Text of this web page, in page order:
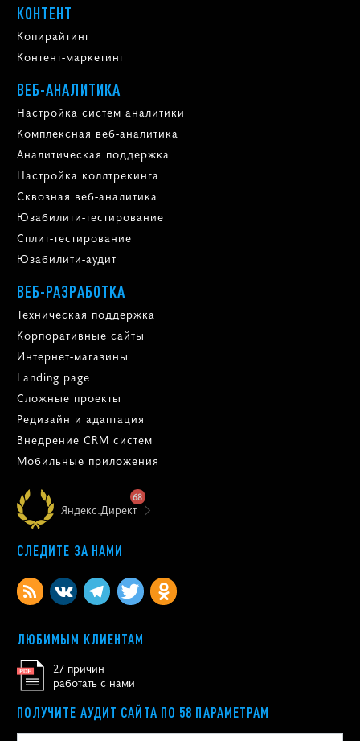
КОНТЕНТ
Копирайтинг
Контент-маркетинг
ВЕБ-АНАЛИТИКА
Настройка систем аналитики
Комплексная веб-аналитика
Аналитическая поддержка
Настройка коллтрекинга
Сквозная веб-аналитика
Юзабилити-тестирование
Сплит-тестирование
Юзабилити-аудит
ВЕБ-РАЗРАБОТКА
Техническая поддержка
Корпоративные сайты
Интернет-магазины
Landing page
Сложные проекты
Редизайн и адаптация
Внедрение CRM систем
Мобильные приложения
Яндекс.Директ
68
СЛЕДИТЕ ЗА НАМИ
ЛЮБИМЫМ КЛИЕНТАМ
27 причин
работать с нами
ПОЛУЧИТЕ АУДИТ САЙТА ПО 58 ПАРАМЕТРАМ